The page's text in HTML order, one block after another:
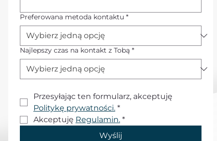
Preferowana metoda kontaktu *
Najlepszy czas na kontakt z Tobą *
Politykę prywatności. *
Akceptuję Regulamin. *
Wyślij